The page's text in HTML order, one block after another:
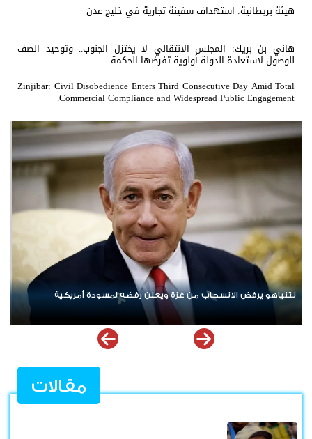
هيئة بريطانية: استهداف سفينة تجارية في خليج عدن
هاني بن بريك: المجلس الانتقالي لا يختزل الجنوب.. وتوحيد الصف
للوصول لاستعادة الدولة أولوية تفرضها الحكمة
Zinjibar: Civil Disobedience Enters Third Consecutive Day Amid Total
Commercial Compliance and Widespread Public Engagement.
ردا على «خروقات» حزب الله.. إسرائيل تشن ضربات على جنوب لبنان
مقالات